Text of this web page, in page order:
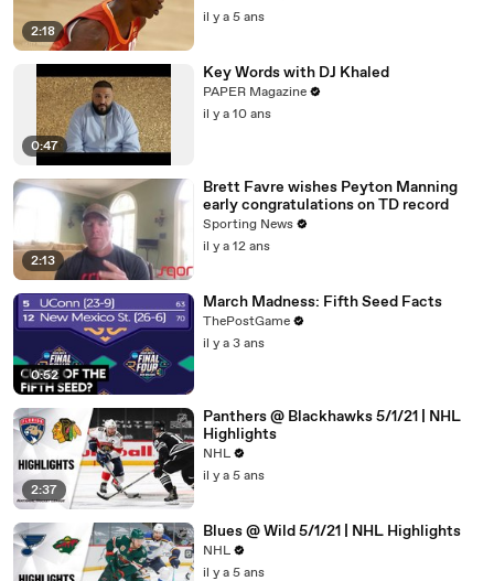
2:18
il y a 5 ans
0:47
Key Words with DJ Khaled
PAPER Magazine
il y a 10 ans
2:13
Brett Favre wishes Peyton Manning
early congratulations on TD record
Sporting News
il y a 12 ans
0:52
March Madness: Fifth Seed Facts
ThePostGame
il y a 3 ans
2:37
Panthers @ Blackhawks 5/1/21 | NHL
Highlights
NHL
il y a 5 ans
Blues @ Wild 5/1/21 | NHL Highlights
NHL
il y a 5 ans